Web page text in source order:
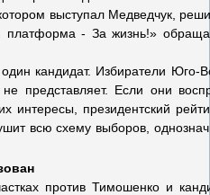
выступал Медведчук,
- За жизнь!»
кандидат. Избиратели Юго-
представляет. Если они
интересы, президентский
всю схему выборов,
против Тимошенко и